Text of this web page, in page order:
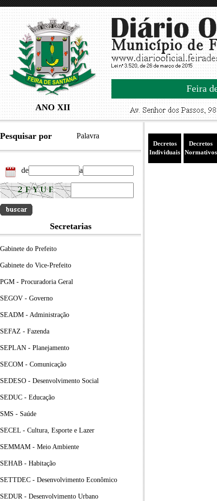
ANO XII
Feira
Pesquisar por Palavra
de a
Secretarias
Gabinete do Prefeito
Gabinete do Vice-Prefeito
PGM - Procuradoria Geral
SEGOV - Governo
SEADM - Administração
SEFAZ - Fazenda
SEPLAN - Planejamento
SECOM - Comunicação
SEDESO - Desenvolvimento Social
SEDUC - Educação
SMS - Saúde
SECEL - Cultura, Esporte e Lazer
SEMMAM - Meio Ambiente
SEHAB - Habitação
SETTDEC - Desenvolvimento Econômico
SEDUR - Desenvolvimento Urbano
Decretos
Individuais
Decretos
Normativos